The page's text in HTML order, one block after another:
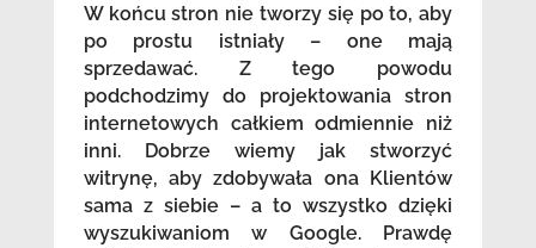
W końcu stron nie tworzy się po to, aby
po prostu istniały – one mają
sprzedawać. Z tego powodu
podchodzimy do projektowania stron
internetowych całkiem odmiennie niż
inni. Dobrze wiemy jak stworzyć
witrynę, aby zdobywała ona Klientów
sama z siebie – a to wszystko dzięki
wyszukiwaniom w Google. Prawdę